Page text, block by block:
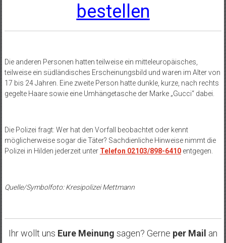
bestellen
Die anderen Personen hatten teilweise ein mitteleuropäisches,
teilweise ein südländisches Erscheinungsbild und waren im Alter von
17 bis 24 Jahren. Eine zweite Person hatte dunkle, kurze, nach rechts
gegelte Haare sowie eine Umhängetasche der Marke „Gucci“ dabei.
Die Polizei fragt: Wer hat den Vorfall beobachtet oder kennt
möglicherweise sogar die Täter? Sachdienliche Hinweise nimmt die
Polizei in Hilden jederzeit unter Telefon 02103/898-6410entgegen.
Quelle/Symbolfoto: Kresipolizei Mettmann
Ihr wollt uns Eure Meinung sagen? Gerne per Mail an